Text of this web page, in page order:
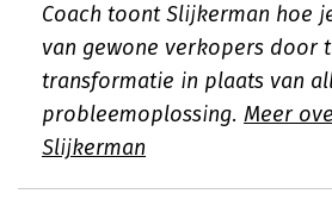
Coach toont Slijkerman hoe
van gewone verkopers door
transformatie in plaats van
probleemoplossing. Meer
Slijkerman